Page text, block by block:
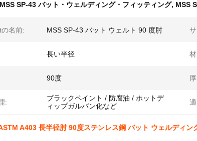
MSS SP-43 バット・ウェルディング・フィッティング, MSS
名前: MSS SP-43 バット ウェルト 90 度肘
長い半径
90度
:
ブラックペイント / 防腐油 / ホットデ
ィップガルバン化など
A403 長半径肘 90度ステンレス鋼 バット ウェルディン